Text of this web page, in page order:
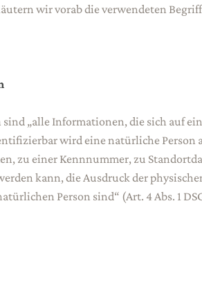
wir vorab die verwendeten
sind „alle Informationen, die sich auf
wird eine natürliche
zu einer Kennnummer, zu
kann, die Ausdruck der
Person sind“ (Art. 4 Abs. 1